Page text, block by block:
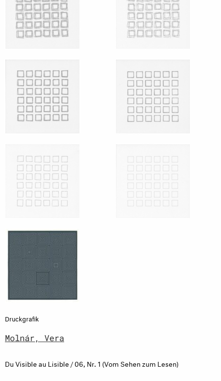
Druckgrafik
Molnár, Vera
Du Visible au Lisible / 06, Nr. 1 (Vom Sehen zum Lesen)